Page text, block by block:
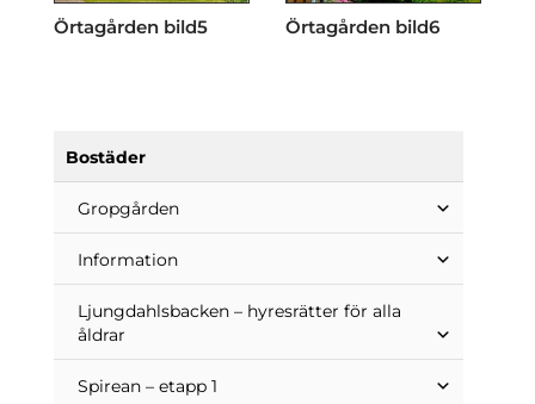
Bostäder
Gropgården
Information
Ljungdahlsbacken – hyresrätter för alla
åldrar
Spirean – etapp 1
Örtagården bild5 Örtagården bild6